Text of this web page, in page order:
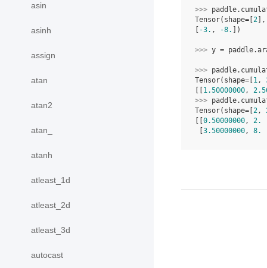
asin
asinh
assign
atan
atan2
atan_
atanh
atleast_1d
atleast_2d
atleast_3d
autocast
>>> paddle.
Tensor(shape=[ 2
-3. , -8. ])
>>> y = paddle.
>>> paddle.
Tensor(shape=[ 1,
1.50000000,
>>> paddle.
Tensor(shape=[ 2,
0.50000000, 2.
3.50000000, 8.